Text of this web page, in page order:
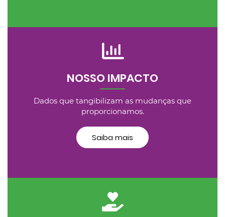
NOSSO IMPACTO
Dados que tangibilizam as mudanças que
proporcionamos.
Saiba mais